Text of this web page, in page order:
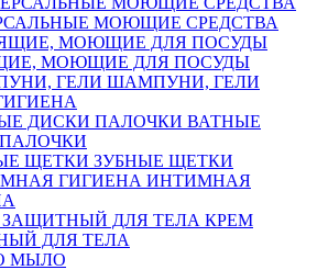
МОЮЩИЕ СРЕДСТВА
МОЮЩИЕ ДЛЯ ПОСУДЫ
ШАМПУНИ, ГЕЛИ
ВАТНЫЕ
ЗУБНЫЕ ЩЕТКИ
ИНТИМНАЯ
КРЕМ
ДЛЯ ТЕЛА
МЫЛО